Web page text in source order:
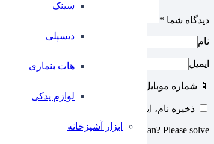
سینک
دیسپلی
هات بنماری
لوازم یدکی
ابزار آشپزخانه
دیدگاه شما *
نام
ایمیل
📱 شماره موبایل
ذخیره نام، ایمیل و وبسایت من در مرورگر برای
Are you human? Please solve: